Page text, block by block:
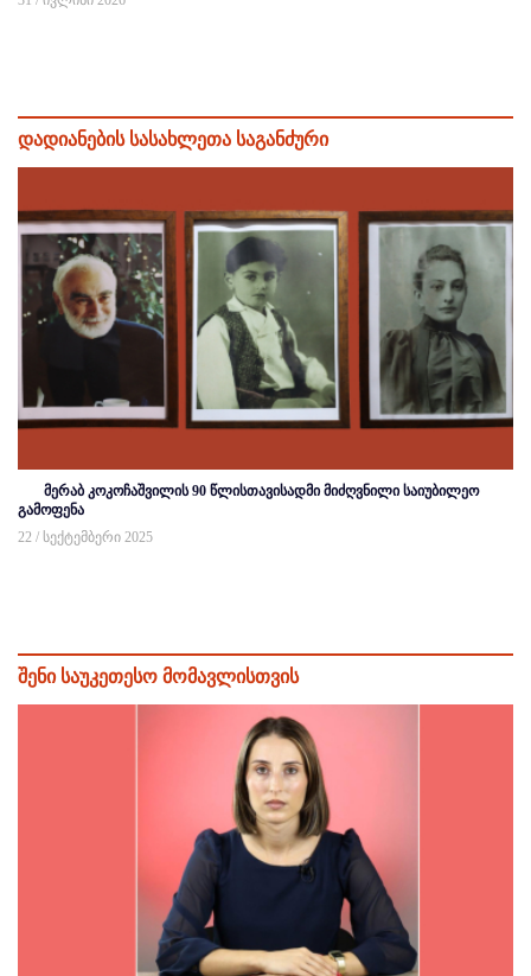
დადიანების სასახლეთა საგანძური
მერაბ კოკოჩაშვილის 90 წლისთავისადმი მიძღვნილი საიუბილეო
გამოფენა
22 / სექტემბერი 2025
შენი საუკეთესო მომავლისთვის